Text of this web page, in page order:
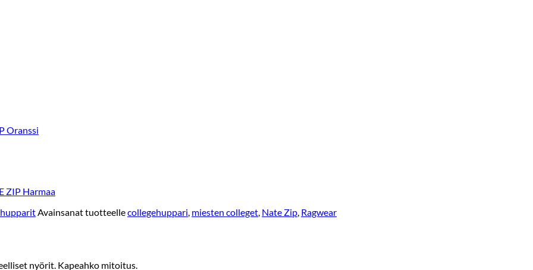
Oranssi
ZIP Harmaa
Avainsanat tuotteellecollegehuppari, miesten colleget, Nate Zip, Ragwear
nyörit. Kapeahko mitoitus.